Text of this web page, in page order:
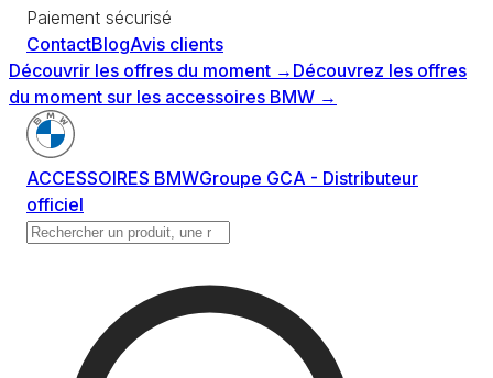
Paiement sécurisé
ContactBlogAvis clients
Découvrir les offres du moment → Découvrez les offres
du moment sur les accessoires BMW →
ACCESSOIRES BMWGroupe GCA - Distributeur
officiel